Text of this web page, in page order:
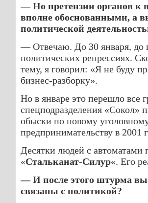
— Но претензии органов к
вполне обоснованными, а
политической
— Отвечаю. До 30 января, до
политических репрессиях.
тему, я говорил: «Я не буду
бизнес-разборку».
Но в январе это перешло
спецподразделения «Сокол»
обыски по новому
предпринимательству в 2001
Десятки людей с автоматами
«Стальканат-Силур«. Его
— И после этого штурма
связаны с политикой?